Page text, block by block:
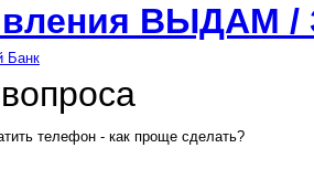
ВЫДАМ /
Банк
телефон - как проще сделать?